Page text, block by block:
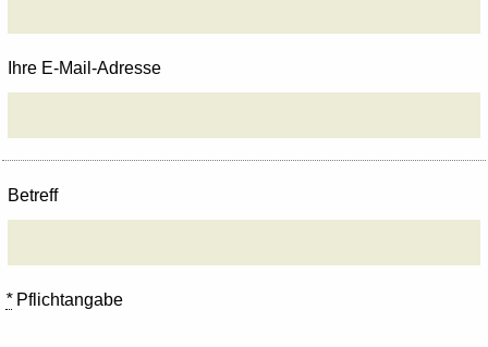
Ihre E-Mail-Adresse
Betreff
*Pflichtangabe